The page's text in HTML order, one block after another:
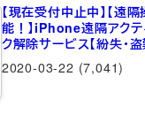
【現在受付中止中】【遠
能！】iPhone遠隔アクテ
ク解除サービス【紛失・
2020-03-22 (7,041)